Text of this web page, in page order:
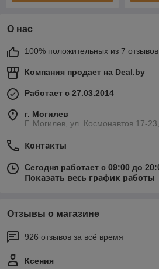
О нас
100% положительных из 7 отзывов
Компания продает на Deal.by
Работает с 27.03.2014
г. Могилев
Г. Могилев, ул. Космонавтов 17-
Контакты
Сегодня работает с 09:00 до
Показать весь график работы
Отзывы о магазине
926 отзывов за всё время
Ксения